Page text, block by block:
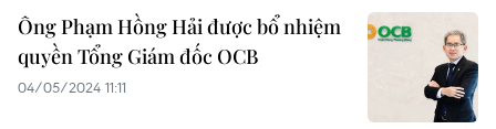
Ông Phạm Hồng Hải được bổ nhiệm
quyền Tổng Giám đốc OCB
04/05/2024 11:11